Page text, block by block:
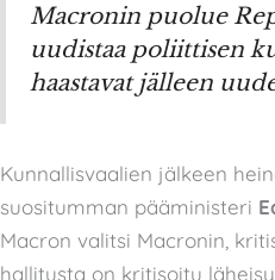
Macronin puolue
uudistaa poliittisen
haastavat jälleen
Kunnallisvaalien jälkeen
suositumman pääministeri
Macron valitsi Macronin,
hallitusta on kritisoitu